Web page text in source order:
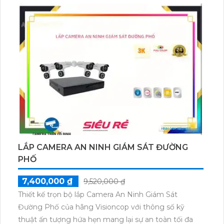
và độ tin cậy cao, Hikvision đã trở thành sự lựa chọn
hàng đầu của người Việt. Đảm bảo an ninh tuyệt đối,
tâm mà còn đem đến trải nghiệm giám sát chuyên
nghiệp và tiện lợi.
LẮP CAMERA AN NINH GIÁM SÁT ĐƯỜNG
PHỐ
7,400,000 ₫
9,520,000 ₫
Thiết kế trọn bộ lắp Camera An Ninh Giám Sát
Đường Phố của hãng Visioncop với thông số kỹ
thuật ấn tượng hứa hẹn mang lại sự an toàn tối đa